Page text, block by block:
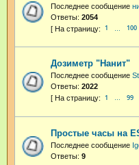
Последнее сообщение
Ответы: 2054
1 100
Дозиметр "Нанит"
Последнее сообщение
Ответы: 2022
1 … 99
Простые часы на
Последнее сообщение
Ответы: 9